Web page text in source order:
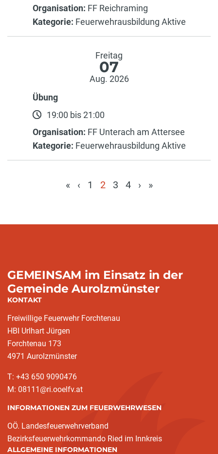
Organisation: FF Reichraming
Kategorie: Feuerwehrausbildung Aktive
Freitag
07
Aug. 2026
Übung
19:00 bis 21:00
Organisation: FF Unterach am Attersee
Kategorie: Feuerwehrausbildung Aktive
« ‹ 1 2 3 4 › »
GEMEINSAM im Einsatz in der
Gemeinde Aurolzmünster
KONTAKT
Freiwillige Feuerwehr Forchtenau
HBI Urlhart Jürgen
Forchtenau 173
4971 Aurolzmünster
T: +43 650 9090476
M: 08111@ri.ooelfv.at
INFORMATIONEN ZUM FEUERWEHRWESEN
OÖ. Landesfeuerwehrverband
Bezirksfeuerwehrkommando Ried im Innkreis
ALLGEMEINE INFORMATIONEN